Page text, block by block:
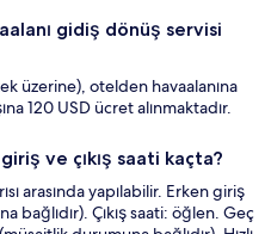
gidiş dönüş servisi
üzerine), otelden havaalanına
120 USD ücret alınmaktadır.
ve çıkış saati kaçta?
arasında yapılabilir. Erken giriş
bağlıdır). Çıkış saati: öğlen. Geç